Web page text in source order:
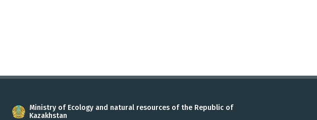
Ministry of Ecology and natural resources of the Republic of
Kazakhstan